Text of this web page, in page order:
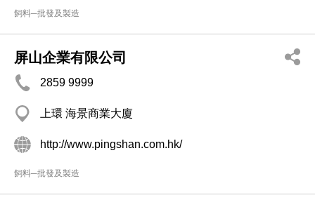
飼料─批發及製造
屏山企業有限公司
2859 9999
上環 海景商業大廈
http://www.pingshan.com.hk/
飼料─批發及製造